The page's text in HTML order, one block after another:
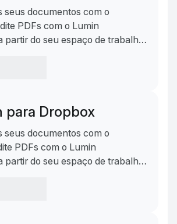
seus documentos com o
PDFs com o Lumin
partir do seu espaço de trabalho
para Dropbox
seus documentos com o
PDFs com o Lumin
partir do seu espaço de trabalho